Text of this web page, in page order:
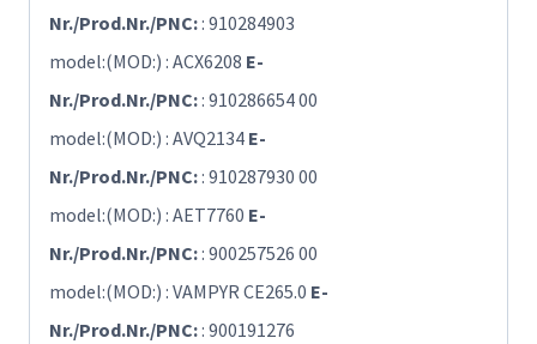
Nr./Prod.Nr./PNC:: 910284903
model:(MOD:) : ACX6208 E-
Nr./Prod.Nr./PNC:: 910286654 00
model:(MOD:) : AVQ2134 E-
Nr./Prod.Nr./PNC:: 910287930 00
model:(MOD:) : AET7760 E-
Nr./Prod.Nr./PNC:: 900257526 00
model:(MOD:) : VAMPYR CE265.0 E-
Nr./Prod.Nr./PNC:: 900191276